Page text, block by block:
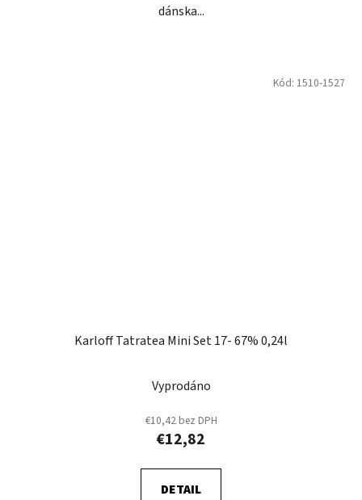
dánska...
Karloff Tatratea Mini Set 17- 67% 0,24l
Vyprodáno
€10,42 bez DPH
€12,82
DETAIL
Kód: 1510-1527